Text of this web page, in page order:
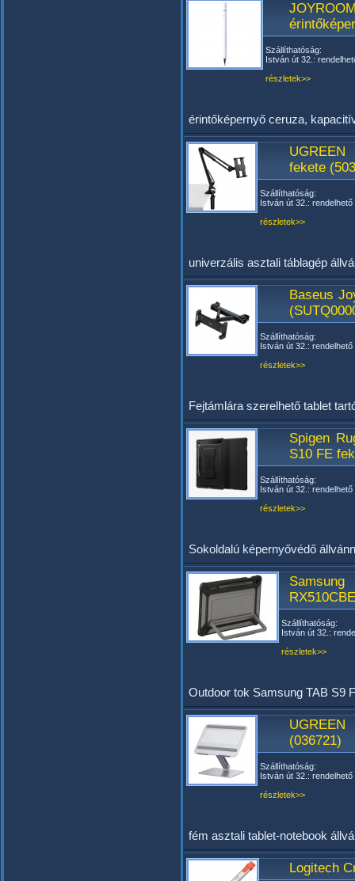
Szállíthatóság:
István út 32.:
részletek>>
érintőképernyő ceruza,
fekete
Szállíthatóság:
István út 32.: rendelhető
részletek>>
univerzális asztali táblagép
Baseus
Szállíthatóság:
István út 32.: rendelhető
részletek>>
Fejtámlára szerelhető tablet
Spigen
S10 FE
Szállíthatóság:
István út 32.: rendelhető
részletek>>
Sokoldalú képernyővédő
Szállíthatóság:
István út 32.:
részletek>>
Outdoor tok Samsung TAB S9
(036721)
Szállíthatóság:
István út 32.: rendelhető
részletek>>
fém asztali tablet-notebook
Logitech